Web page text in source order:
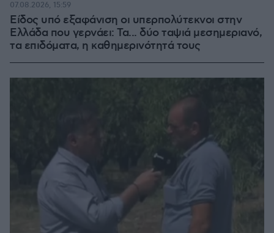
Είδος υπό εξαφάνιση οι υπερπολύτεκνοι στην
Ελλάδα που γερνάει: Τα... δύο ταψιά μεσημεριανό,
τα επιδόματα, η καθημερινότητά τους
07.08.2026, 15:59